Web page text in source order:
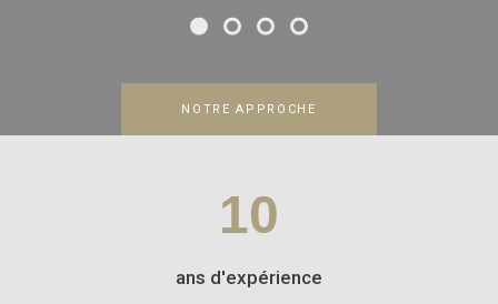
NOTRE APPROCHE
10
ans d'expérience